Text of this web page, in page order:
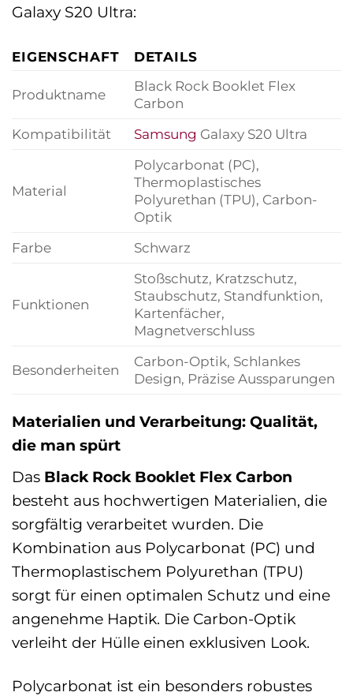
Galaxy S20 Ultra:
EIGENSCHAFT DETAILS
Produktname
Black Rock Booklet Flex
Carbon
Kompatibilität
Samsung Galaxy S20 Ultra
Material
Polycarbonat (PC),
Thermoplastisches
Polyurethan (TPU), Carbon-
Optik
Farbe
Schwarz
Funktionen
Stoßschutz, Kratzschutz,
Staubschutz, Standfunktion,
Kartenfächer,
Magnetverschluss
Besonderheiten
Carbon-Optik, Schlankes
Design, Präzise Aussparungen
Materialien und Verarbeitung: Qualität,
die man spürt
Das Black Rock Booklet Flex Carbon
besteht aus hochwertigen Materialien, die
sorgfältig verarbeitet wurden. Die
Kombination aus Polycarbonat (PC) und
Thermoplastischem Polyurethan (TPU)
sorgt für einen optimalen Schutz und eine
angenehme Haptik. Die Carbon-Optik
verleiht der Hülle einen exklusiven Look.
Polycarbonat ist ein besonders robustes